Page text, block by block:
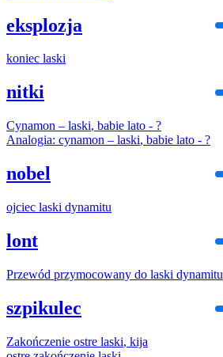
eksplozja
koniec laski
nitki
Cynamon – laski, babie lato - ?
Analogia: cynamon – laski, babie lato - ?
nobel
ojciec laski dynamitu
lont
Przewód przymocowany do laski dynamitu
szpikulec
Zakończenie ostre laski, kija